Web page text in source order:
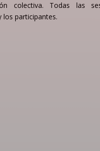
colectiva. Todas las
los participantes.